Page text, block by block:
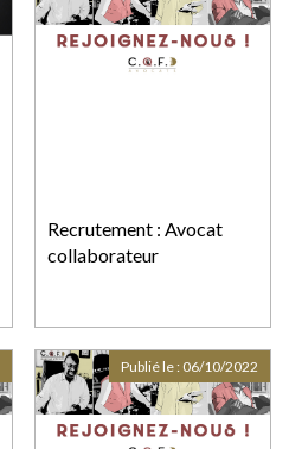
Recrutement : Avocat
collaborateur
Publié le : 06/10/2022